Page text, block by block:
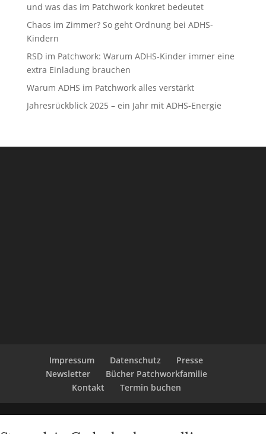
und was das im Patchwork konkret bedeutet
Chaos im Zimmer? So geht Ordnung bei ADHS-
Kindern
RSD im Patchwork: Warum ADHS-Kinder immer eine
extra Einladung brauchen
Warum ADHS im Patchwork alles verstärkt
Jahresrückblick 2025 – ein Jahr mit ADHS-Energie
Impressum Datenschutz
Presse
Newsletter
Bücher Patchworkfamilie
Kontakt
Termin buchen